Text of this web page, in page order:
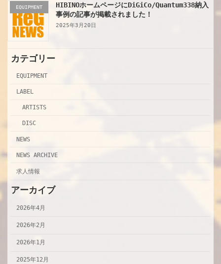
EQUIPMENT
HIBINOホームページにDiGiCo/Quantum338納入
事例の記事が掲載されました！
2025年3月20日
カテゴリー
EQUIPMENT
LABEL
ARTISTS
DISC
NEWS
NEWS ARCHIVE
求人情報
アーカイブ
2026年4月
2026年2月
2026年1月
2025年12月